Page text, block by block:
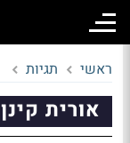
ראשי תגיות
אורית קינן